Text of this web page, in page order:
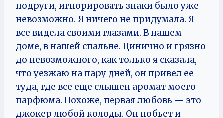
подруги, игнорировать знаки было уже
невозможно. Я ничего не придумала. Я
все видела своими глазами. В нашем
доме, в нашей спальне. Цинично и грязно
до невозможного, как только я сказала,
что уезжаю на пару дней, он привел ее
туда, где все еще слышен аромат моего
парфюма. Похоже, первая любовь — это
джокер любой колоды. Он побьет и